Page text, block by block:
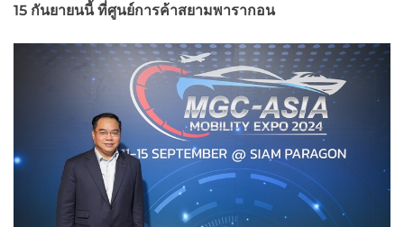
15 กันยายนนี้ ที่ศูนย์การค้าสยามพารากอน